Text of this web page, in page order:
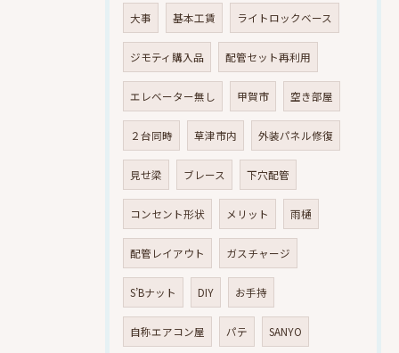
大事 基本工賃 ライトロックベース
ジモティ購入品 配管セット再利用
エレベーター無し 甲賀市 空き部屋
２台同時 草津市内 外装パネル修復
見せ梁 ブレース 下穴配管
コンセント形状 メリット 雨樋
配管レイアウト ガスチャージ
S’Bナット DIY お手持
自称エアコン屋 パテ SANYO